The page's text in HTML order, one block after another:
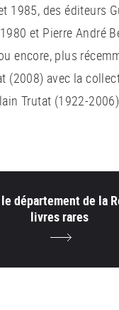
1985, des éditeurs
et Pierre André
encore, plus
(2008) avec la
Trutat (1922-
département de la
livres rares